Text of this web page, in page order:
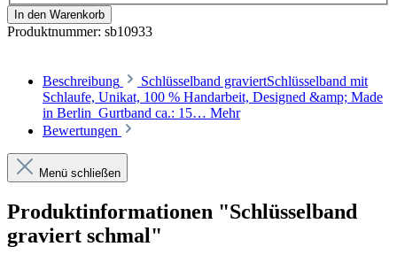
In den Warenkorb
Produktnummer: sb10933
Beschreibung
Schlüsselband graviertSchlüsselband mit
Schlaufe, Unikat, 100 % Handarbeit, Designed &amp; Made
in Berlin Gurtband ca.: 15… Mehr
Bewertungen
Menü schließen
Produktinformationen "Schlüsselband
graviert schmal"